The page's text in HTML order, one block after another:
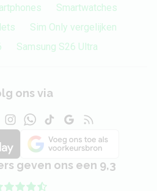
Smartwatches
Sim Only vergelijken
Samsung S26 Ultra
ons via
geven ons een 9,3